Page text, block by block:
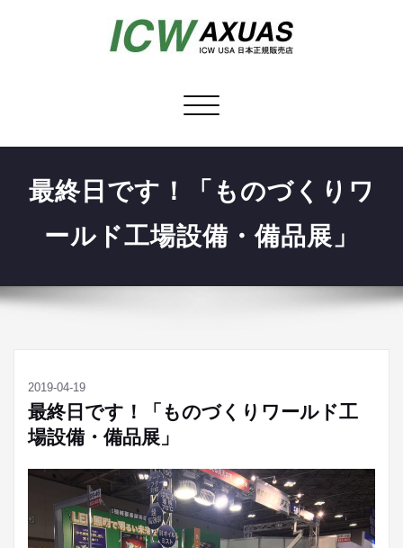
ナ
ゲ
シ
ン
切
最終日です！「ものづくりワ
ールド工場設備・備品展」
2019-04-19
最終日です！「ものづくりワールド工
場設備・備品展」